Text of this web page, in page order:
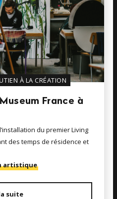
À LA CRÉATION
France à
du premier Living
des temps de résidence et
artistique
suite